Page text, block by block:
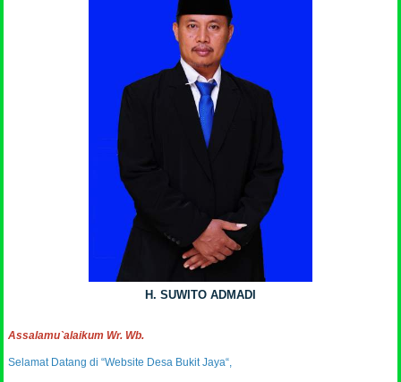
H. SUWITO ADMADI
Assalamu`alaikum Wr. Wb.
Selamat Datang di “Website Desa Bukit Jaya“,